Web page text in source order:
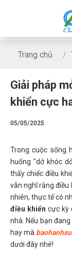
Trang chủ
Giải pháp
khiển cực
05/05/2025
Trong cuộc sống
huống "dở khóc
thấy chiếc điều
vẫn nghĩ rằng điều
nhiên, thực tế có
điều khiển cực kỳ
nhà. Nếu bạn
hay mà
dưới đây nhé!